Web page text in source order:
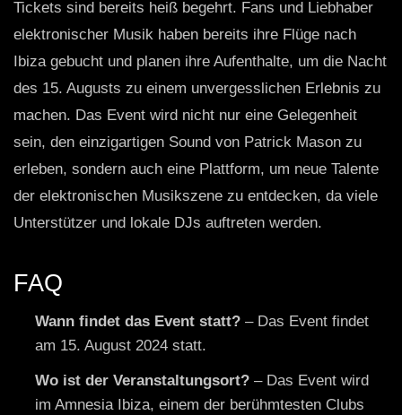
Tickets sind bereits heiß begehrt. Fans und Liebhaber
elektronischer Musik haben bereits ihre Flüge nach
Ibiza gebucht und planen ihre Aufenthalte, um die Nacht
des 15. Augusts zu einem unvergesslichen Erlebnis zu
machen. Das Event wird nicht nur eine Gelegenheit
sein, den einzigartigen Sound von Patrick Mason zu
erleben, sondern auch eine Plattform, um neue Talente
der elektronischen Musikszene zu entdecken, da viele
Unterstützer und lokale DJs auftreten werden.
FAQ
Wann findet das Event statt? – Das Event findet
am 15. August 2024 statt.
Wo ist der Veranstaltungsort? – Das Event wird
im Amnesia Ibiza, einem der berühmtesten Clubs